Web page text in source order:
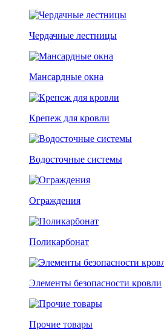
Чердачные лестницы
Мансардные окна
Крепеж для кровли
Водосточные системы
Ограждения
Поликарбонат
Элементы безопасности кровли
Прочие товары